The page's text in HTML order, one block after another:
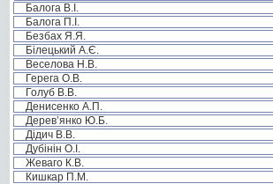
Балога В.І.
Балога П.І.
Безбах Я.Я.
Білецький А.Є.
Веселова Н.В.
Герега О.В.
Голуб В.В.
Денисенко А.П.
Дерев’янко Ю.Б.
Дідич В.В.
Дубінін О.І.
Жеваго К.В.
Кишкар П.М.